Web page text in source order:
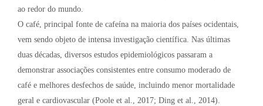
ao redor do mundo.
O café, principal fonte de cafeína na maioria dos países ocidentais,
vem sendo objeto de intensa investigação científica. Nas últimas
duas décadas, diversos estudos epidemiológicos passaram a
demonstrar associações consistentes entre consumo moderado de
café e melhores desfechos de saúde, incluindo menor mortalidade
geral e cardiovascular (Poole et al., 2017; Ding et al., 2014).